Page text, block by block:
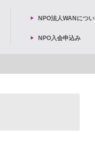
NPO法⼈WANにつ
NPO入会申込み